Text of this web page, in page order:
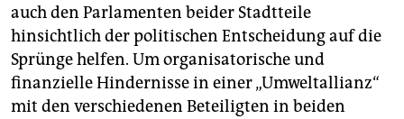
auch den Parlamenten beider Stadtteile
hinsichtlich der politischen Entscheidung auf die
Sprünge helfen. Um organisatorische und
finanzielle Hindernisse in einer „Umweltallianz“
mit den verschiedenen Beteiligten in beiden